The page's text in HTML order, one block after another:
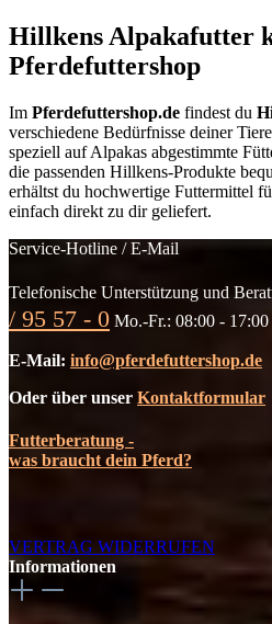
Hillkens Alpakafutter
Pferdefuttershop
Im Pferdefuttershop.de findest du
verschiedene Bedürfnisse deiner
speziell auf Alpakas abgestimmte
die passenden Hillkens-Produkte
erhältst du hochwertige Futtermittel
einfach direkt zu dir geliefert.
Service-Hotline / E-Mail
Telefonische Unterstützung und
/ 95 57 - 0 Mo.-Fr.: 08:00 -
E-Mail: info@pferdefuttershop.de
Oder über unser Kontaktformular
Futterberatung -
was braucht dein Pferd?
VERTRAG WIDERRUFEN
Informationen